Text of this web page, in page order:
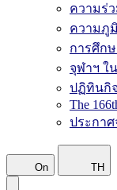
ความร่
ความภู
การศึก
จุฬาฯ ใ
ปฏิทินกิ
The
ประกา
On TH